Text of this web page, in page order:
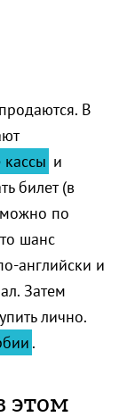
В
и
билет (в
по
шанс
английски и
Затем
лично.
.
этом